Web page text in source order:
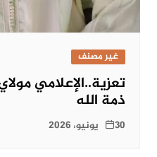
غير مصنف
تعزية..الإعلامي
ذمة الله
30 يونيو، 2026